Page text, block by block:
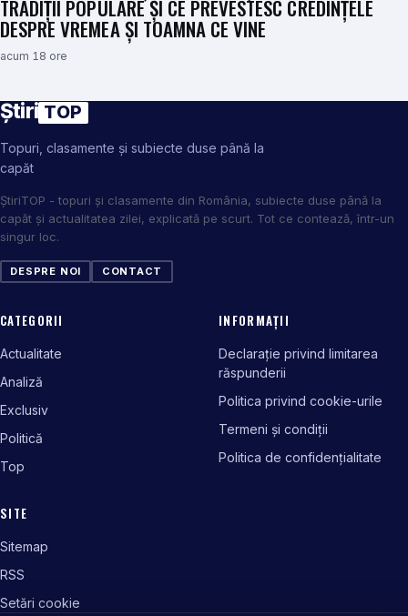
TRADIȚII POPULARE ȘI CE PREVESTESC CREDINȚELE
DESPRE VREMEA ȘI TOAMNA CE VINE
acum 18 ore
Știri TOP
Topuri, clasamente și subiecte duse până la
capăt
ȘtiriTOP - topuri și clasamente din România, subiecte duse până la
capăt și actualitatea zilei, explicată pe scurt. Tot ce contează, într-un
singur loc.
DESPRE NOI CONTACT
CATEGORII
Actualitate
Analiză
Exclusiv
Politică
Top
INFORMAȚII
Declarație privind limitarea
răspunderii
Politica privind cookie-urile
Termeni și condiții
Politica de confidențialitate
SITE
Sitemap
RSS
Setări cookie